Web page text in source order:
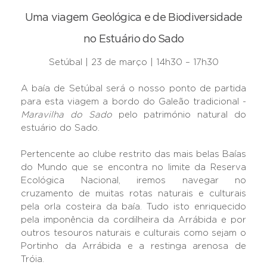
Uma viagem Geológica e de Biodiversidade
no Estuário do Sado
Setúbal | 23 de março | 14h30 – 17h30
A baía de Setúbal será o nosso ponto de partida
para esta viagem a bordo do Galeão tradicional -
Maravilha do Sadopelo património natural do
estuário do Sado.
Pertencente ao clube restrito das mais belas Baías
do Mundo que se encontra no limite da Reserva
Ecológica Nacional, iremos navegar no
cruzamento de muitas rotas naturais e culturais
pela orla costeira da baía. Tudo isto enriquecido
pela imponência da cordilheira da Arrábida e por
outros tesouros naturais e culturais como sejam o
Portinho da Arrábida e a restinga arenosa de
Tróia.